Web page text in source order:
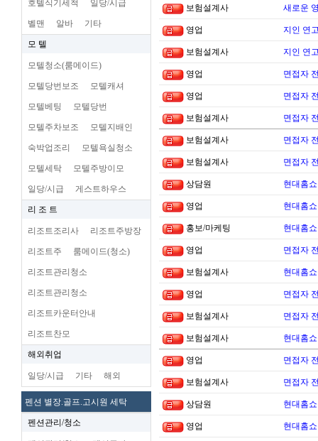
호텔식기세척 일당/시급
벨맨 알바 기타
모 텔
모텔청소(룸메이드)
모텔당번보조 모텔캐셔
모텔베팅 모텔당번
모텔주차보조 모텔지배인
숙박업조리 모텔욕실청소
모텔세탁 모텔주방이모
일당/시급 게스트하우스
리 조 트
리조트조리사 리조트주방장
리조트주 룸메이드(청소)
리조트관리청소
리조트관리청소
리조트카운터안내
리조트찬모
해외취업
일당/시급 기타 해외
펜션 별장.골프.고시원 세탁
펜션관리/청소
보험설계사 새로운
영업 지인 연
보험설계사 지인 연
영업 면접자
영업 면접자
보험설계사 면접자
보험설계사 면접자
보험설계사 면접자
상담원 현대홈
영업 현대홈
홍보/마케팅 현대홈
영업 면접자
보험설계사 현대홈
영업 면접자
보험설계사 면접자
보험설계사 현대홈
영업 면접자
보험설계사 면접자
상담원 현대홈
영업 현대홈